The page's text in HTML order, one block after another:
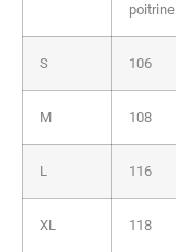
poitrine
S 106
M 108
L 116
XL 118